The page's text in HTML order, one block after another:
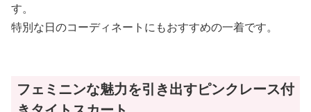
す。
特別な日のコーディネートにもおすすめの一着です。
フェミニンな魅力を引き出すピンクレース付